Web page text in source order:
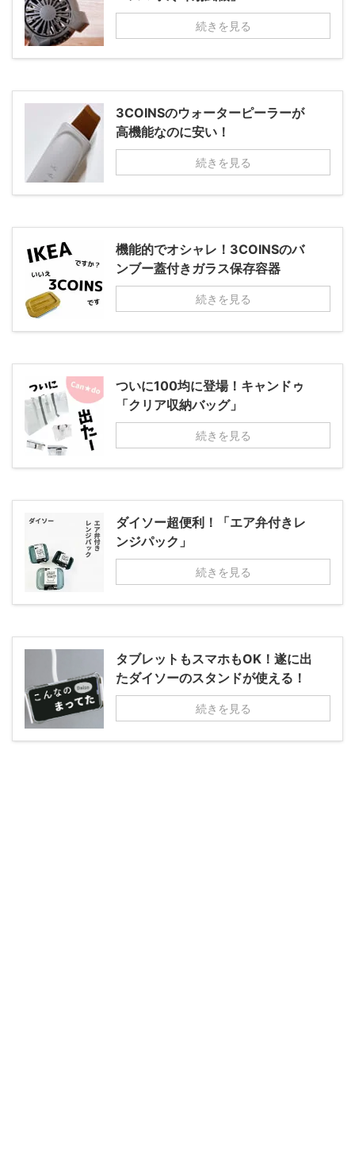
続きを見る
3COINSのウォーターピーラーが
高機能なのに安い！
続きを見る
機能的でオシャレ！3COINSのバ
ンブー蓋付きガラス保存容器
続きを見る
ついに100均に登場！キャンドゥ
「クリア収納バッグ」
続きを見る
ダイソー超便利！「エア弁付きレ
ンジパック」
続きを見る
タブレットもスマホもOK！遂に出
たダイソーのスタンドが使える！
続きを見る